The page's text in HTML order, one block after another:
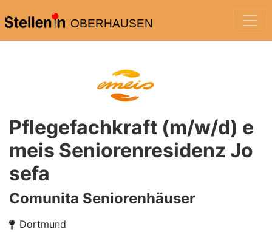
OBERHAUSEN
Pflegefachkraft (m/w/d) e
meis Seniorenresidenz Jo
sefa
Comunita Seniorenhäuser
Dortmund